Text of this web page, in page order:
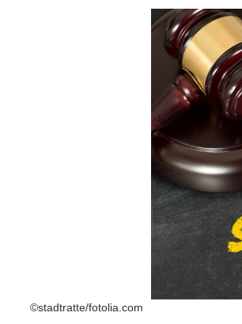
©stadtratte/fotolia.com